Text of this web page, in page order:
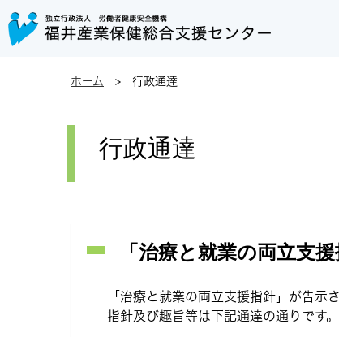
ホーム > 行政通達
行政通達
「治療と就業の両立支
「治療と就業の両立支援指針」が告示
指針及び趣旨等は下記通達の通りです